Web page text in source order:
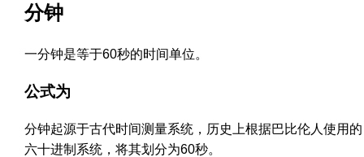
分钟
一分钟是等于60秒的时间单位。
公式为
分钟起源于古代时间测量系统，历史上根据巴比伦人使用的
六十进制系统，将其划分为60秒。